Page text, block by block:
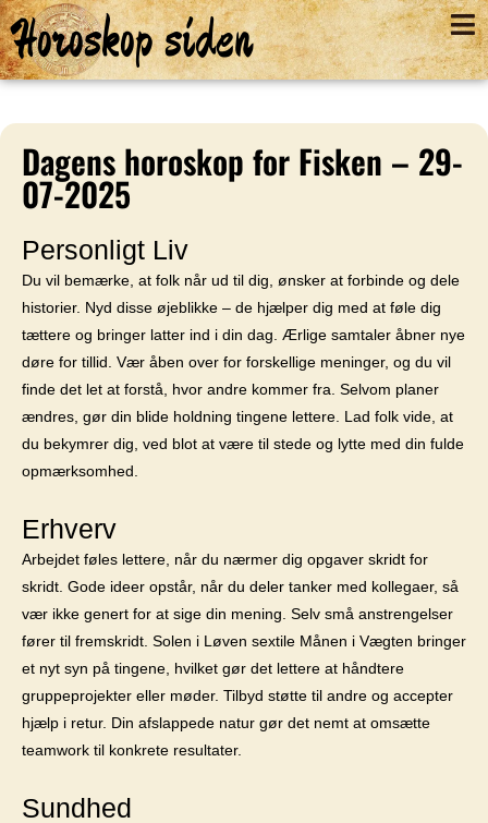
Horoskop siden
Dagens horoskop for Fisken – 29-
07-2025
Personligt Liv
Du vil bemærke, at folk når ud til dig, ønsker at forbinde og dele
historier. Nyd disse øjeblikke – de hjælper dig med at føle dig
tættere og bringer latter ind i din dag. Ærlige samtaler åbner nye
døre for tillid. Vær åben over for forskellige meninger, og du vil
finde det let at forstå, hvor andre kommer fra. Selvom planer
ændres, gør din blide holdning tingene lettere. Lad folk vide, at
du bekymrer dig, ved blot at være til stede og lytte med din fulde
opmærksomhed.
Erhverv
Arbejdet føles lettere, når du nærmer dig opgaver skridt for
skridt. Gode ideer opstår, når du deler tanker med kollegaer, så
vær ikke genert for at sige din mening. Selv små anstrengelser
fører til fremskridt. Solen i Løven sextile Månen i Vægten bringer
et nyt syn på tingene, hvilket gør det lettere at håndtere
gruppeprojekter eller møder. Tilbyd støtte til andre og accepter
hjælp i retur. Din afslappede natur gør det nemt at omsætte
teamwork til konkrete resultater.
Sundhed